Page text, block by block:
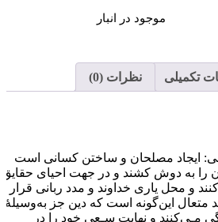
موجود در انبار
تکمیلی نظرات (0)
ایجاد مصلحان و ساختن کسانی است
آن را به دوش کشند و در جهت احیای حقایق
و محل یاری خداوند و مدد ربانی قرار
متعال این‌گونه است که دین جز به‌وسیلۀ
مـی‌کنند و نهایت سـعی خود را در